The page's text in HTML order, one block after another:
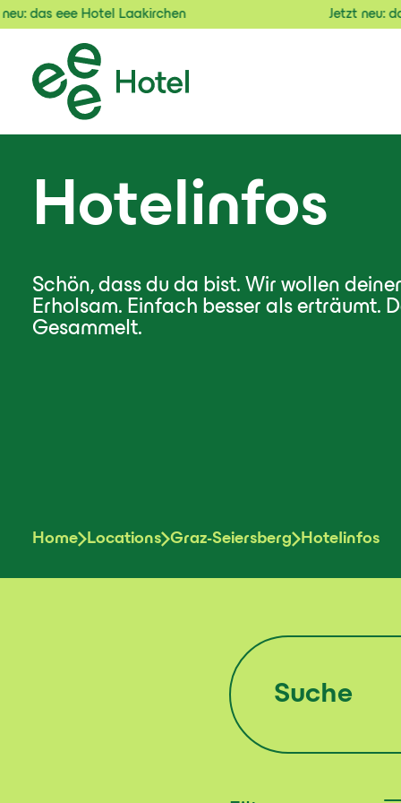
eee Hotel Laakirchen Jetzt neu: das eee
Hotelinfos
Schön, dass du da bist. Wir wollen
Erholsam. Einfach besser als erträumt.
Gesammelt.
Home Locations Graz-Seiersberg Hotelinfos